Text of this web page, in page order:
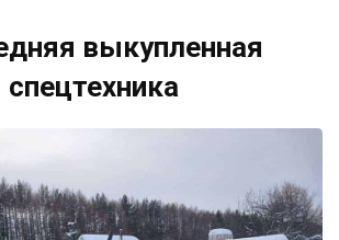
выкупленная
спецтехника